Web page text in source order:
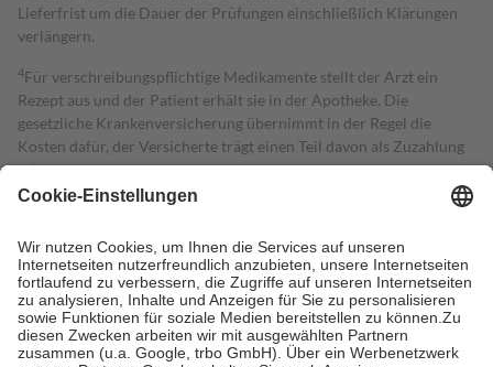
Lieferfrist um die Dauer der Prüfungen einschließlich Klärungen
verlängern.
4Für verschreibungspflichtige Medikamente stellt der Arzt ein
Rezept aus und der Patient erhält sie in der Apotheke. Die
gesetzliche Krankenversicherung übernimmt in der Regel die
Kosten dafür, der Versicherte trägt einen Teil davon als Zuzahlung
mit.
Grundsätzlich leisten Mitglieder Zuzahlungen in Höhe von zehn
höchstens zehn Euro.
Es sind jedoch nie mehr als die tatsächlichen
Kosten der Leistung zu entrichten.
Diese Regeln gelten grundsätzlich auch für Online-Apotheken.
Bei Heilmitteln und häuslicher Krankenpflege beträgt die
Zuzahlung zehn Prozent der Kosten sowie zehn Euro je
Verordnung.